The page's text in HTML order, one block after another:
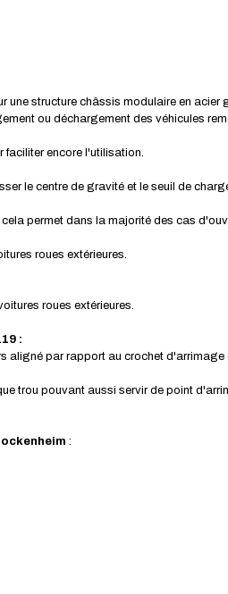
une structure châssis modulaire en acier
ou déchargement des véhicules
encore l'utilisation.
le centre de gravité et le seuil de
permet dans la majorité des cas
roues extérieures.
roues extérieures.
:
aligné par rapport au crochet d'arrimage
trou pouvant aussi servir de point
: